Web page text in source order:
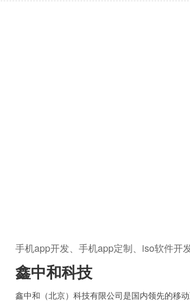
手机app开发、手机app定制、iso软件开
鑫中和科技
鑫中和（北京）科技有限公司是国内领先的移